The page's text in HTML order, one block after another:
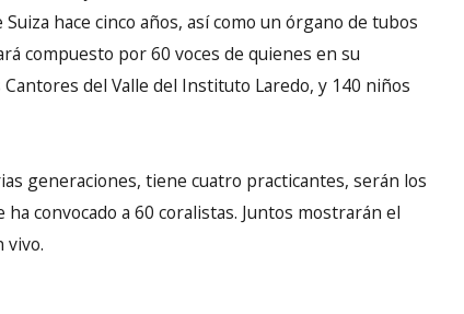
hace cinco años, así como un órgano de tubos
compuesto por 60 voces de quienes en su
del Valle del Instituto Laredo, y 140 niños
generaciones, tiene cuatro practicantes, serán los
convocado a 60 coralistas. Juntos mostrarán el
vivo.